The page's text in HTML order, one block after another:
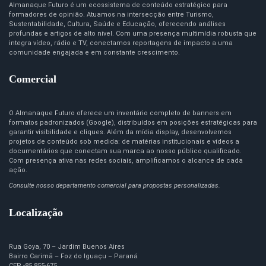
Almanaque Futuro é um ecossistema de conteúdo estratégico para
formadores de opinião. Atuamos na intersecção entre Turismo,
Sustentabilidade, Cultura, Saúde e Educação, oferecendo análises
profundas e artigos de alto nível. Com uma presença multimídia robusta que
integra vídeo, rádio e TV, conectamos reportagens de impacto a uma
comunidade engajada e em constante crescimento.
Comercial
O Almanaque Futuro oferece um inventário completo de banners em
formatos padronizados (Google), distribuídos em posições estratégicas para
garantir visibilidade e cliques. Além da mídia display, desenvolvemos
projetos de conteúdo sob medida: de matérias institucionais e vídeos a
documentários que conectam sua marca ao nosso público qualificado.
Com presença ativa nas redes sociais, amplificamos o alcance de cada
ação.
Consulte nosso departamento comercial para propostas personalizadas.
Localização
Rua Goya, 70 – Jardim Buenos Aires
Bairro Carimã – Foz do Iguaçu – Paraná